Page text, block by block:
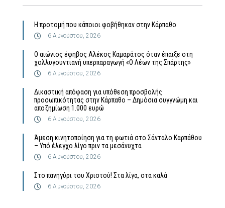
Η προτομή που κάποιοι φοβήθηκαν στην Κάρπαθο
6 Αυγούστου, 2026
Ο αιώνιος έφηβος Αλέκος Καμαράτος όταν έπαιξε στη
χολλυγουντιανή υπερπαραγωγή «Ο Λέων της Σπάρτης»
6 Αυγούστου, 2026
Δικαστική απόφαση για υπόθεση προσβολής
προσωπικότητας στην Κάρπαθο – Δημόσια συγγνώμη και
αποζημίωση 1.000 ευρώ
6 Αυγούστου, 2026
Άμεση κινητοποίηση για τη φωτιά στο Σάνταλο Καρπάθου
– Υπό έλεγχο λίγο πριν τα μεσάνυχτα
6 Αυγούστου, 2026
Στο πανηγύρι του Χριστού! Στα λίγα, στα καλά
6 Αυγούστου, 2026